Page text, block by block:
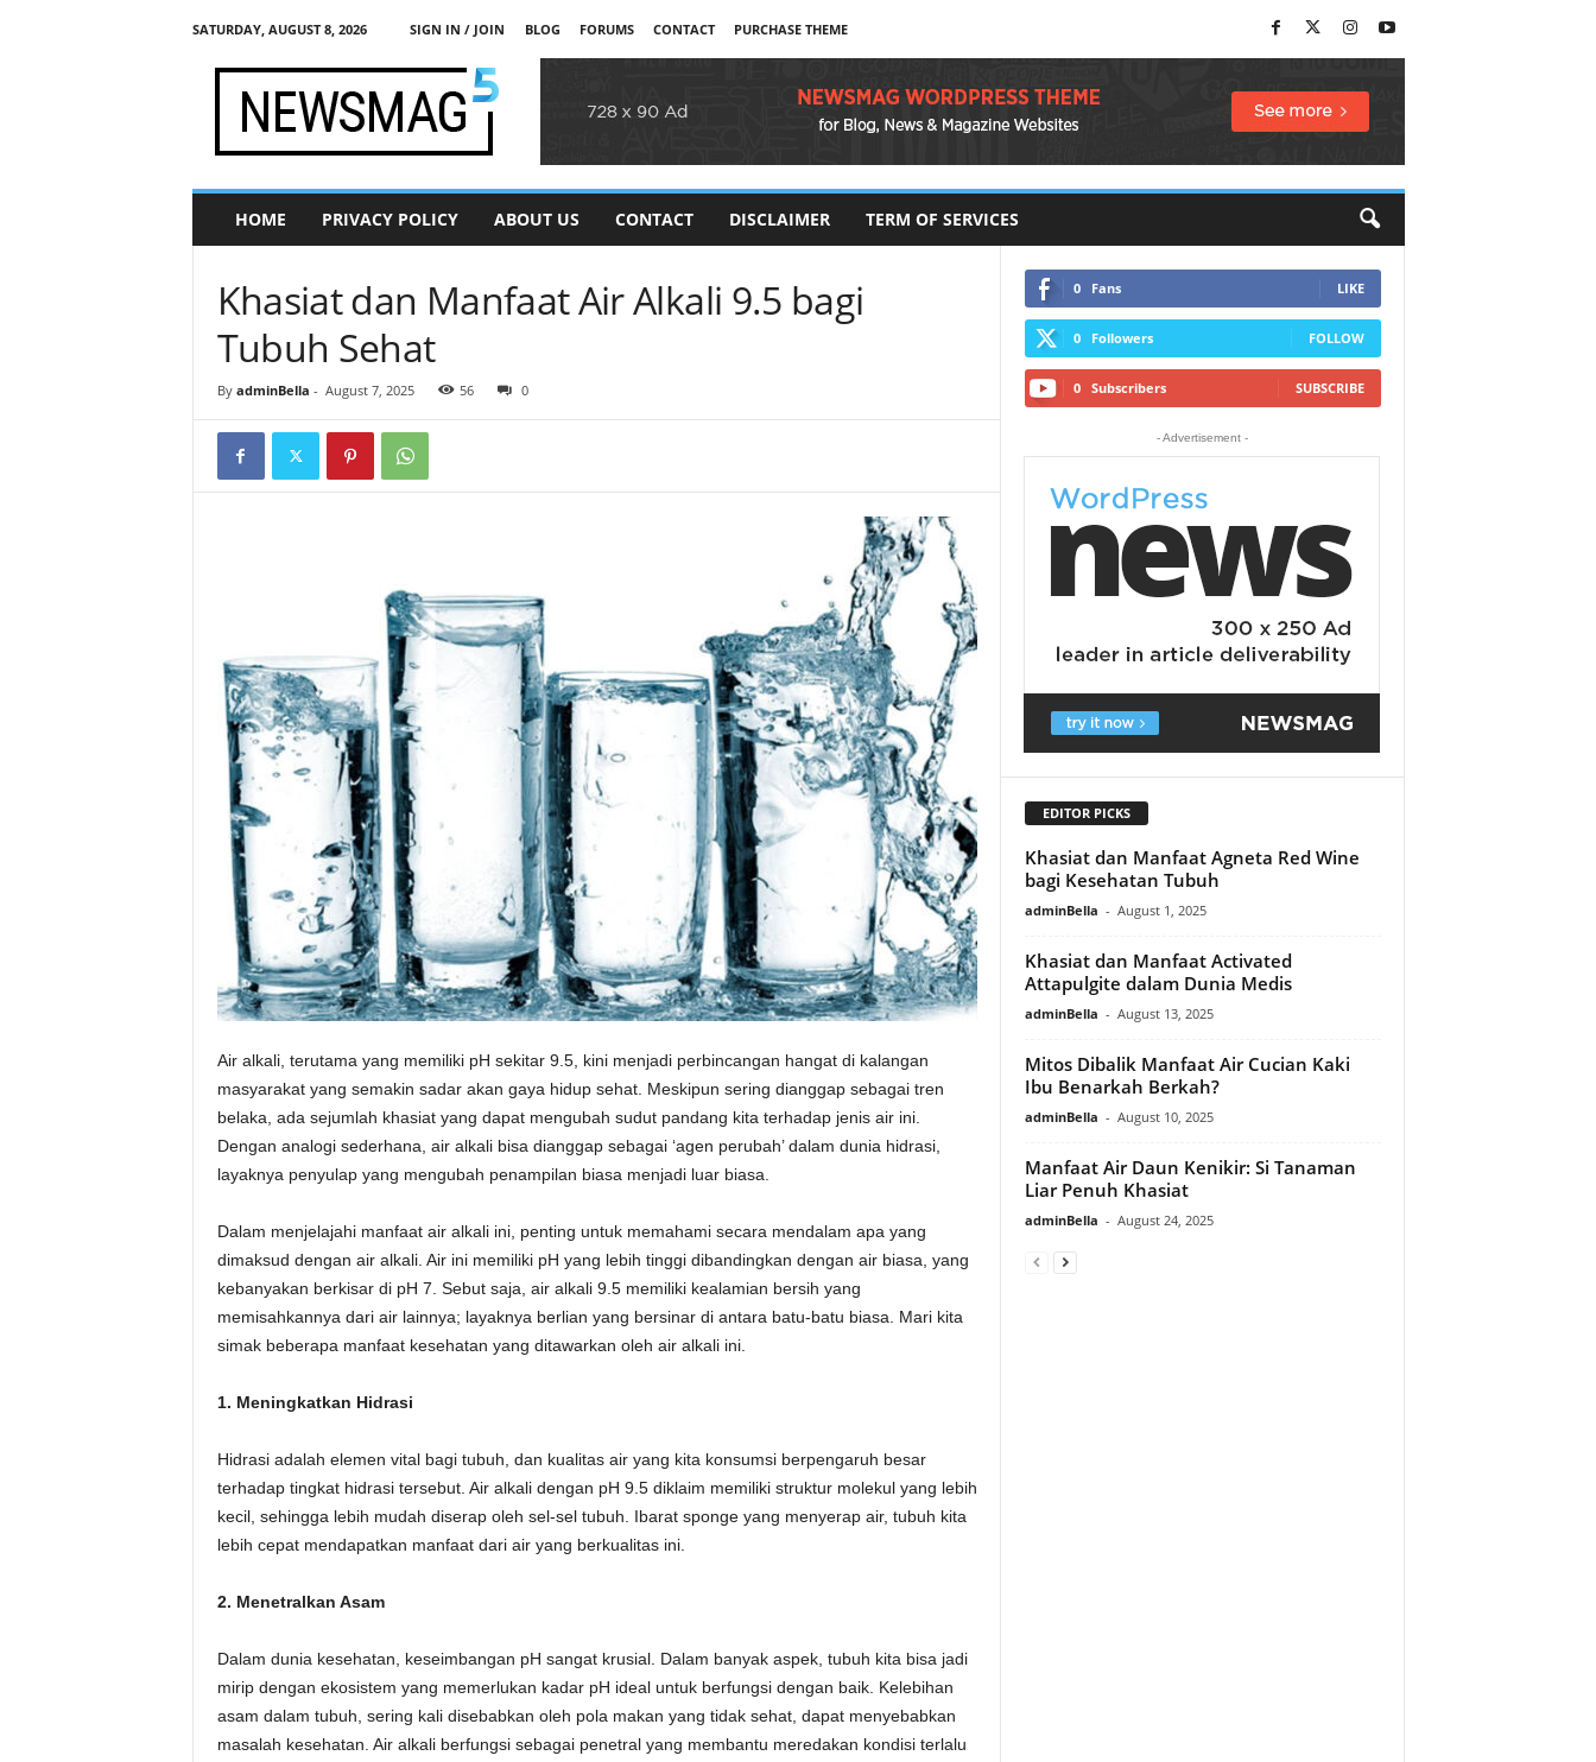
SATURDAY, AUGUST 8, 2026 SIGN IN / JOIN BLOG FORUMS CONTACT
PURCHASE THEME
HOME PRIVACY POLICY ABOUT US CONTACT DISCLAIMER TERM OF SERVICES
Khasiat dan Manfaat Air Alkali 9.5 bagi
Tubuh Sehat
By adminBella - August 7, 2025 56 0
Air alkali, terutama yang memiliki pH sekitar 9.5, kini menjadi perbincangan hangat di kalangan
masyarakat yang semakin sadar akan gaya hidup sehat. Meskipun sering dianggap sebagai tren
belaka, ada sejumlah khasiat yang dapat mengubah sudut pandang kita terhadap jenis air ini.
Dengan analogi sederhana, air alkali bisa dianggap sebagai ‘agen perubah’ dalam dunia hidrasi,
layaknya penyulap yang mengubah penampilan biasa menjadi luar biasa.
Dalam menjelajahi manfaat air alkali ini, penting untuk memahami secara mendalam apa yang
dimaksud dengan air alkali. Air ini memiliki pH yang lebih tinggi dibandingkan dengan air biasa, yang
kebanyakan berkisar di pH 7. Sebut saja, air alkali 9.5 memiliki kealamian bersih yang
memisahkannya dari air lainnya; layaknya berlian yang bersinar di antara batu-batu biasa. Mari kita
simak beberapa manfaat kesehatan yang ditawarkan oleh air alkali ini.
1. Meningkatkan Hidrasi
Hidrasi adalah elemen vital bagi tubuh, dan kualitas air yang kita konsumsi berpengaruh besar
terhadap tingkat hidrasi tersebut. Air alkali dengan pH 9.5 diklaim memiliki struktur molekul yang lebih
kecil, sehingga lebih mudah diserap oleh sel-sel tubuh. Ibarat sponge yang menyerap air, tubuh kita
lebih cepat mendapatkan manfaat dari air yang berkualitas ini.
2. Menetralkan Asam
Dalam dunia kesehatan, keseimbangan pH sangat krusial. Dalam banyak aspek, tubuh kita bisa jadi
mirip dengan ekosistem yang memerlukan kadar pH ideal untuk berfungsi dengan baik. Kelebihan
asam dalam tubuh, sering kali disebabkan oleh pola makan yang tidak sehat, dapat menyebabkan
masalah kesehatan. Air alkali berfungsi sebagai penetral yang membantu meredakan kondisi terlalu
0 Fans LIKE
0 Followers FOLLOW
0 Subscribers SUBSCRIBE
- Advertisement -
EDITOR PICKS
Khasiat dan Manfaat Agneta Red Wine
bagi Kesehatan Tubuh
adminBella - August 1, 2025
Khasiat dan Manfaat Activated
Attapulgite dalam Dunia Medis
adminBella - August 13, 2025
Mitos Dibalik Manfaat Air Cucian Kaki
Ibu Benarkah Berkah?
adminBella - August 10, 2025
Manfaat Air Daun Kenikir: Si Tanaman
Liar Penuh Khasiat
adminBella - August 24, 2025